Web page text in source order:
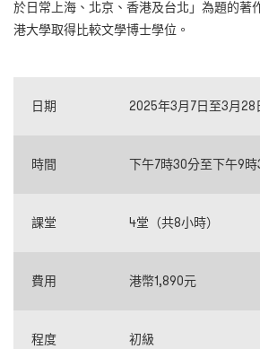
於日常上海、北京、香港及台北」為題的著
港大學取得比較文學博士學位。
日期 2025年3月7日至3月28
時間 下午7時30分至下午9
課堂 4堂（共8小時）
費用 港幣1,890元
程度 初級